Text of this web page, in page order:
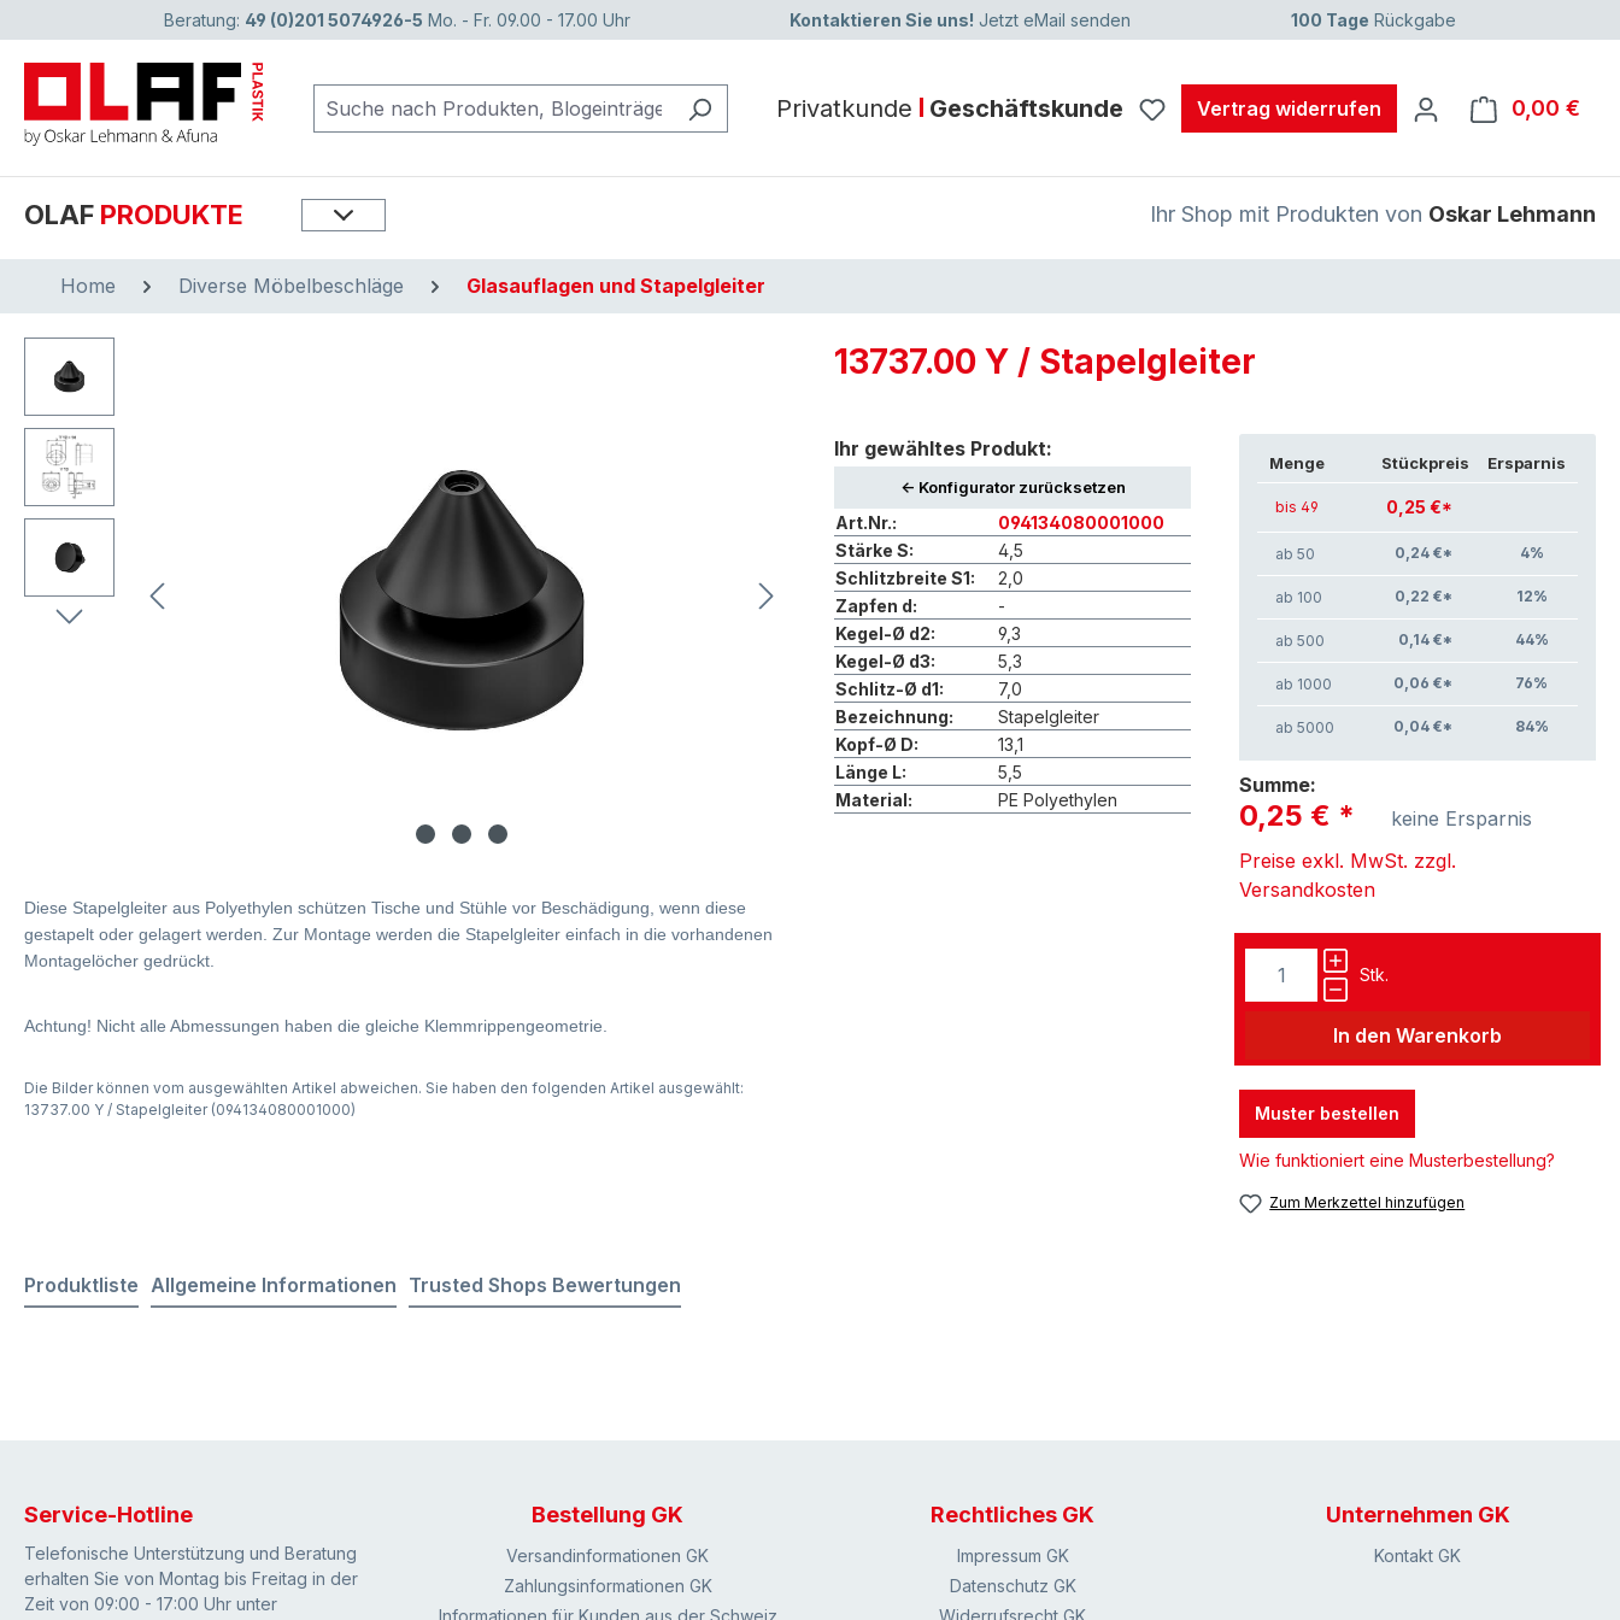
Zur Hauptnavigation springen
Beratung: 49 (0)201 5074926-5 Mo. - Fr. 09.00 - 17.00 Uhr Kontaktieren Sie uns! Jetzt eMail senden 100 Tage Rückgabe
Privatkunde Geschäftskunde Vertrag widerrufen 0,00 €
OLAF PRODUKTE Ihr Shop mit Produkten von Oskar Lehmann
Home Diverse Möbelbeschläge Glasauflagen und Stapelgleiter
Diese Stapelgleiter aus Polyethylen schützen Tische und Stühle vor Beschädigung, wenn diese
gestapelt oder gelagert werden. Zur Montage werden die Stapelgleiter einfach in die vorhandenen
Montagelöcher gedrückt.
Achtung! Nicht alle Abmessungen haben die gleiche Klemmrippengeometrie.
Die Bilder können vom ausgewählten Artikel abweichen. Sie haben den folgenden Artikel ausgewählt:
13737.00 Y / Stapelgleiter (094134080001000)
13737.00 Y / Stapelgleiter
Ihr gewähltes Produkt:
<- Konfigurator zurücksetzen
Art.Nr.:
094134080001000
Stärke S:
4,5
Schlitzbreite S1:
2,0
Zapfen d:
-
Kegel-Ø d2:
9,3
Kegel-Ø d3:
5,3
Schlitz-Ø d1:
7,0
Bezeichnung:
Stapelgleiter
Kopf-Ø D:
13,1
Länge L:
5,5
Material:
PE Polyethylen
Menge Stückpreis Ersparnis
bis 49 0,25 €*
ab 50 0,24 €* 4%
ab 100 0,22 €* 12%
ab 500 0,14 €* 44%
ab 1000 0,06 €* 76%
ab 5000 0,04 €* 84%
Summe:
0,25 € *
keine Ersparnis
Preise exkl. MwSt. zzgl.
Versandkosten
Stk.
In den Warenkorb
Muster bestellen
Wie funktioniert eine Musterbestellung?
Zum Merkzettel hinzufügen
Produktliste Allgemeine Informationen Trusted Shops Bewertungen
Service-Hotline
Telefonische Unterstützung und Beratung
erhalten Sie von Montag bis Freitag in der
Zeit von 09:00 - 17:00 Uhr unter
Bestellung GK
Versandinformationen GK
Zahlungsinformationen GK
Informationen für Kunden aus der Schweiz
Rechtliches GK
Impressum GK
Datenschutz GK
Widerrufsrecht GK
Unternehmen GK
Kontakt GK